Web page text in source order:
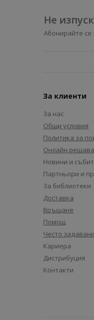
Не
Абонирайте
За клиенти
За нас
Общи условия
Политика за
Онлайн
Новини и
Партньори и
За библиотеки
Доставка
Връщане
Помощ
Често
Кариера
Дистрибуция
Контакти